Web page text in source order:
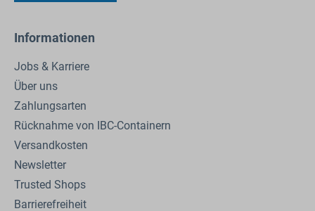
Informationen
Jobs & Karriere
Über uns
Zahlungsarten
Rücknahme von IBC-Containern
Versandkosten
Newsletter
Trusted Shops
Barrierefreiheit